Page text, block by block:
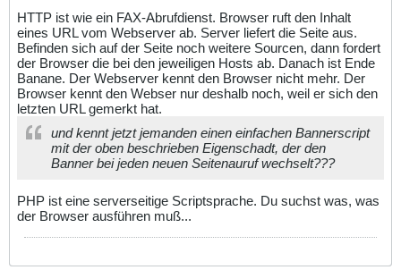
HTTP ist wie ein FAX-Abrufdienst. Browser ruft den Inhalt
eines URL vom Webserver ab. Server liefert die Seite aus.
Befinden sich auf der Seite noch weitere Sourcen, dann fordert
der Browser die bei den jeweiligen Hosts ab. Danach ist Ende
Banane. Der Webserver kennt den Browser nicht mehr. Der
Browser kennt den Webser nur deshalb noch, weil er sich den
letzten URL gemerkt hat.
und kennt jetzt jemanden einen einfachen Bannerscript
mit der oben beschrieben Eigenschadt, der den
Banner bei jeden neuen Seitenauruf wechselt???
PHP ist eine serverseitige Scriptsprache. Du suchst was, was
der Browser ausführen muß...